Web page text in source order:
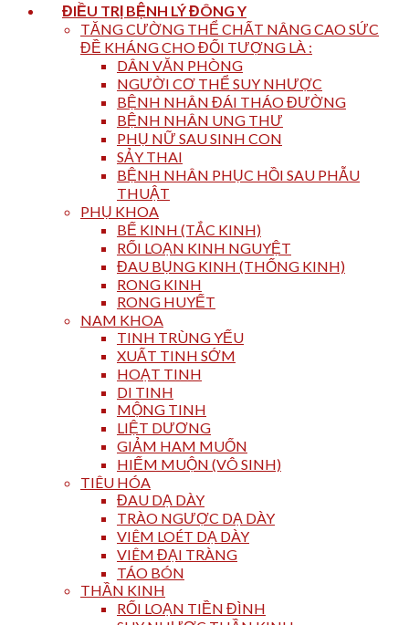
ĐIỀU TRỊ BỆNH LÝ ĐÔNG Y
TĂNG CƯỜNG THỂ CHẤT NÂNG CAO SỨC
ĐỀ KHÁNG CHO ĐỐI TƯỢNG LÀ :
DÂN VĂN PHÒNG
NGƯỜI CƠ THỂ SUY NHƯỢC
BỆNH NHÂN ĐÁI THÁO ĐƯỜNG
BỆNH NHÂN UNG THƯ
PHỤ NỮ SAU SINH CON
SẢY THAI
BỆNH NHÂN PHỤC HỒI SAU PHẪU
THUẬT
PHỤ KHOA
BẾ KINH (TẮC KINH)
RỐI LOẠN KINH NGUYỆT
ĐAU BỤNG KINH (THỐNG KINH)
RONG KINH
RONG HUYẾT
NAM KHOA
TINH TRÙNG YẾU
XUẤT TINH SỚM
HOẠT TINH
DI TINH
MỘNG TINH
LIỆT DƯƠNG
GIẢM HAM MUỐN
HIẾM MUỘN (VÔ SINH)
TIÊU HÓA
ĐAU DẠ DÀY
TRÀO NGƯỢC DẠ DÀY
VIÊM LOÉT DẠ DÀY
VIÊM ĐẠI TRÀNG
TÁO BÓN
THẦN KINH
RỐI LOẠN TIỀN ĐÌNH